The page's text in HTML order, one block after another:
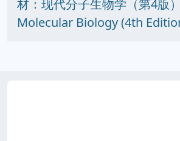
材：现代分子生物学（第4版
Molecular Biology (4th